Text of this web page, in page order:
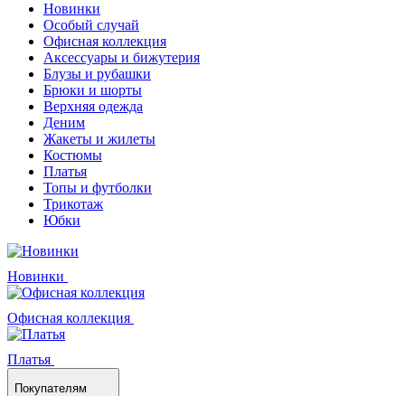
Новинки
Особый случай
Офисная коллекция
Аксессуары и бижутерия
Блузы и рубашки
Брюки и шорты
Верхняя одежда
Деним
Жакеты и жилеты
Костюмы
Платья
Топы и футболки
Трикотаж
Юбки
Новинки
Офисная коллекция
Платья
Покупателям